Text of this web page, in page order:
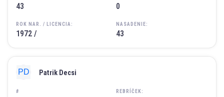
43
ROK NAR. / LICENCIA:
1972 /
0
NASADENIE:
43
#
Patrik Decsi
REBRÍČEK: